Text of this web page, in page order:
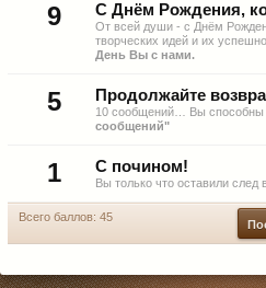
9 С Днём Рождения,
От всей души - с Днём
творческих идей и их
День Вы с нами.
5 Продолжайте
10 сообщений… Вы способны
сообщений"
1 С почином!
Вы только что оставили след
Всего баллов: 45